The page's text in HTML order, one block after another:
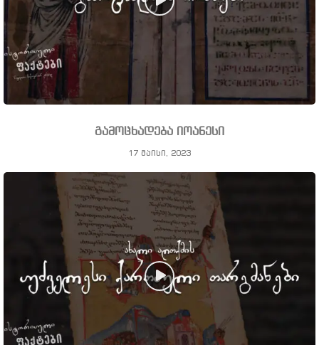
გამოცხადება იოანესი
17 მაისი, 2023